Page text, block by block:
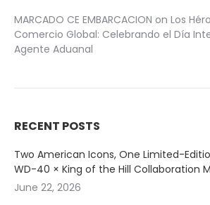
MARCADO CE EMBARCACION on Los
Comercio Global: Celebrando el Día
Agente Aduanal
RECENT POSTS
Two American Icons, One Limited-
WD-40 × King of the Hill Collaboration
June 22, 2026